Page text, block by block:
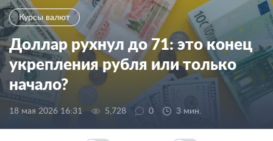
Курсы валют
Доллар рухнул до 71: это конец
укрепления рубля или только
начало?
18 мая 2026 16:31 5,728 0 3 мин.